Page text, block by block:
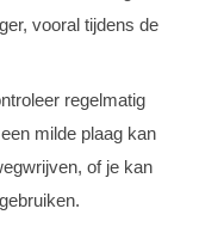
vooral tijdens de
regelmatig
milde plaag kan
of je kan